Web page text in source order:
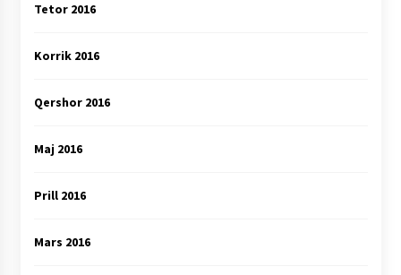
Tetor 2016
Korrik 2016
Qershor 2016
Maj 2016
Prill 2016
Mars 2016